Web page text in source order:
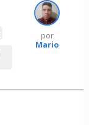
por
Mario